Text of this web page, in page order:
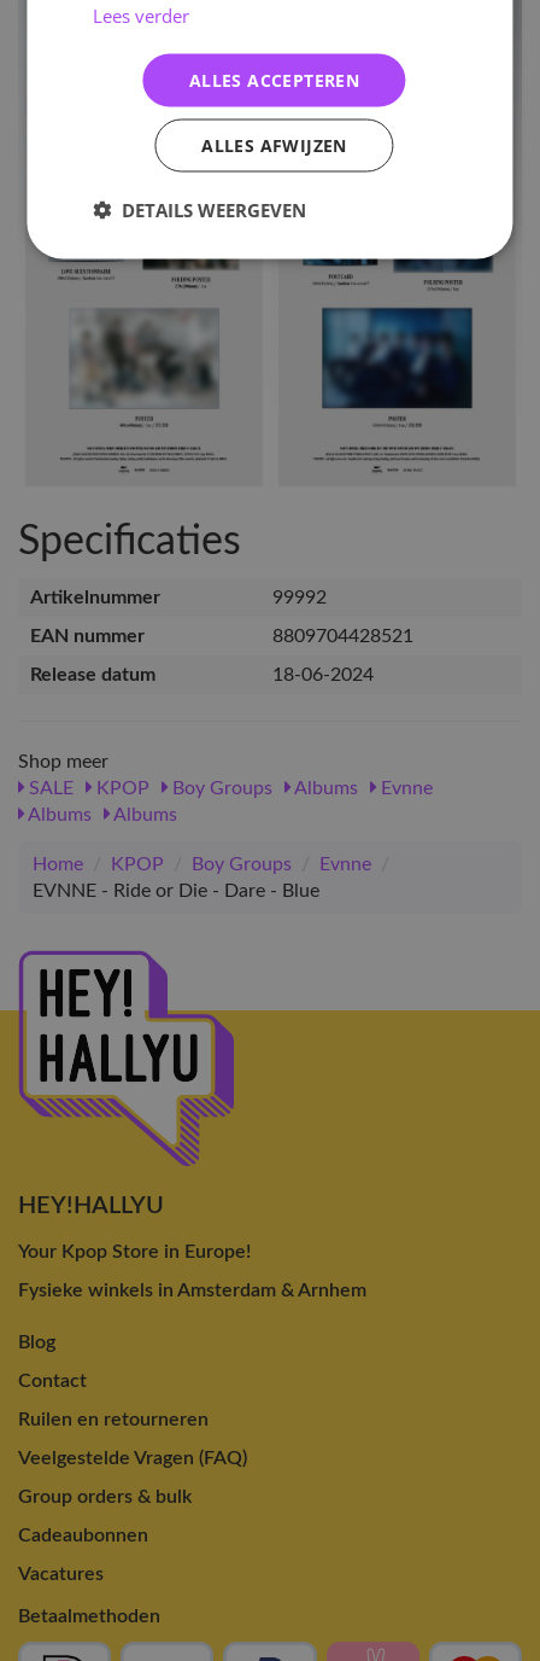
Specificaties
Artikelnummer
99992
EAN nummer
8809704428521
Release datum
18-06-2024
Shop meer
SALE
KPOP Boy Groups Albums
Evnne
Albums
Albums
Home / KPOP / Boy Groups / Evnne
/
EVNNE - Ride or Die - Dare - Blue
HEY!HALLYU
Your Kpop Store in Europe!
Fysieke winkels in Amsterdam & Arnhem
Blog
Contact
Ruilen en retourneren
Veelgestelde Vragen (FAQ)
Group orders & bulk
Cadeaubonnen
Vacatures
Betaalmethoden
Lees verder
ALLES ACCEPTEREN
ALLES AFWIJZEN
DETAILS WEERGEVEN